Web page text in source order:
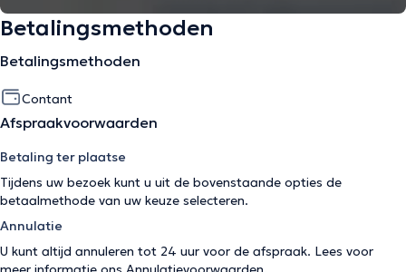
Betalingsmethoden
Betalingsmethoden
Contant
Afspraakvoorwaarden
Betaling ter plaatse
Tijdens uw bezoek kunt u uit de bovenstaande opties de
betaalmethode van uw keuze selecteren.
Annulatie
U kunt altijd annuleren tot 24 uur voor de afspraak. Lees voor